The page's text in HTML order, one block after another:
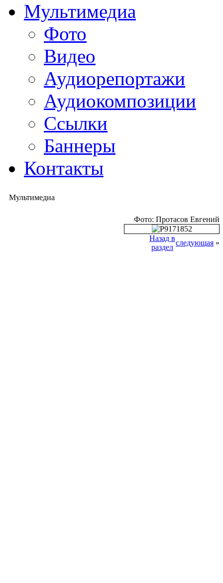
Мультимедиа
Фото
Видео
Аудиорепортажи
Аудиокомпозиции
Ссылки
Баннеры
Контакты
Мультимедиа
Фото: Протасов Евгений
Назад в
раздел
следующая »